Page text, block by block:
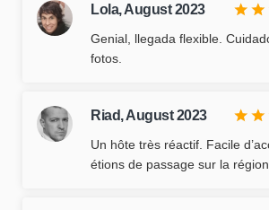
Lola,August 2023
Genial, llegada flexible.
fotos.
Riad,August 2023
Un hôte très réactif. Facile
étions de passage sur la